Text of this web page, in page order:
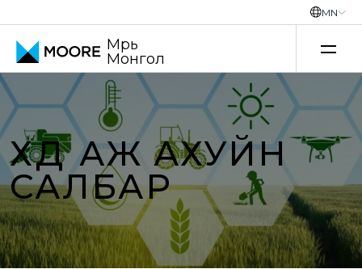
Үнэ шилжилтийн зөвлөх үйлчилгээ
MN
Мүүрь
Монгол
ХӨДӨӨ АЖ АХУЙН
САЛБАР